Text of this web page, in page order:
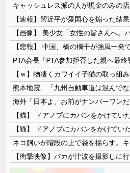
【ｗ】物凄くカワイイ子猫の取っ組み
【衝撃映像】バカが津波を撮影しに